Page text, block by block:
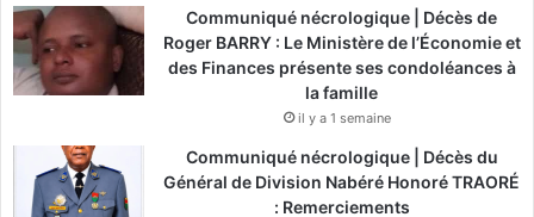
Communiqué nécrologique | Décès de
Roger BARRY : Le Ministère de l’Économie et
des Finances présente ses condoléances à
la famille
il y a 1 semaine
Communiqué nécrologique | Décès du
Général de Division Nabéré Honoré TRAORÉ
: Remerciements